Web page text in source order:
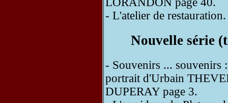
- L'atelier de
Nouvelle série
- Souvenirs ... souvenirs
portrait d'Urbain
DUPERAY page 3.